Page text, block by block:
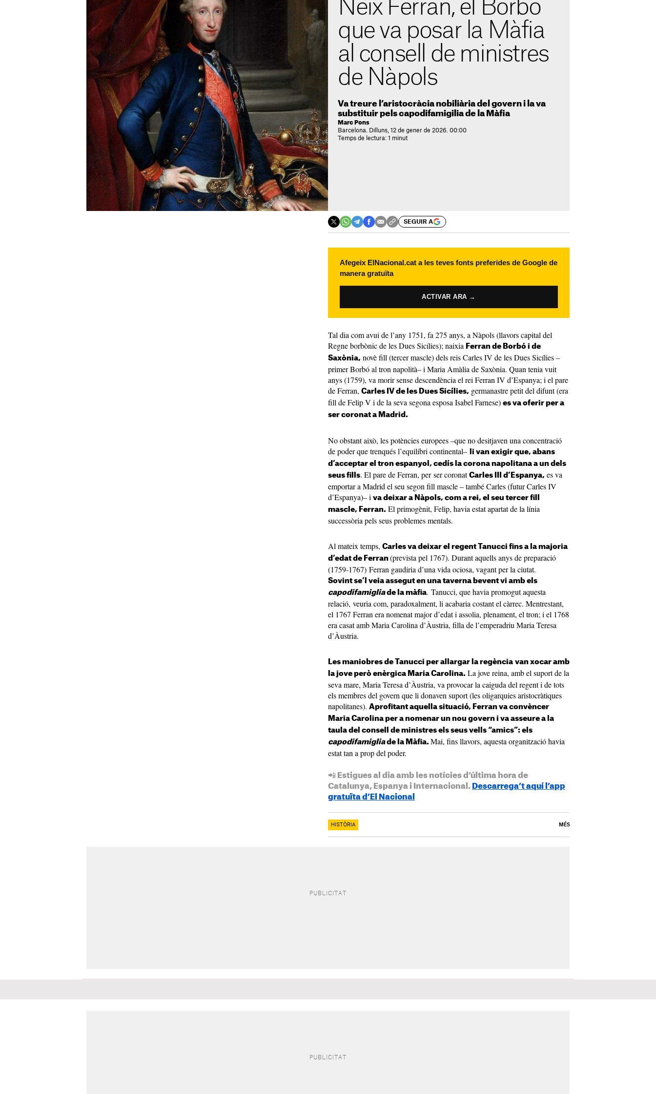
Neix Ferran, el Borbó
que va posar la Màfia
al consell de ministres
de Nàpols
Va treure l’aristocràcia nobiliària del govern i la va
substituir pels capodifamigilia de la Màfia
Marc Pons
Barcelona. Dilluns, 12 de gener de 2026. 00:00
Temps de lectura: 1 minut
SEGUIR A
Afegeix ElNacional.cat a les teves fonts preferides de Google de
manera gratuïta
ACTIVAR ARA →
Tal dia com avui de l’any 1751, fa 275 anys, a Nàpols (llavors capital del
Regne borbònic de les Dues Sicílies); naixia Ferran de Borbó i de
Saxònia, novè fill (tercer mascle) dels reis Carles IV de les Dues Sicílies –
primer Borbó al tron napolità– i Maria Amàlia de Saxònia. Quan tenia vuit
anys (1759), va morir sense descendència el rei Ferran IV d’Espanya; i el pare
de Ferran, Carles IV de les Dues Sicílies, germanastre petit del difunt (era
fill de Felip V i de la seva segona esposa Isabel Farnese) es va oferir per a
ser coronat a Madrid.
No obstant això, les potències europees –que no desitjaven una concentració
de poder que trenqués l’equilibri continental–
li van exigir que, abans
d’acceptar el tron espanyol, cedís la corona napolitana a un dels
seus fills. El pare de Ferran, per ser coronat Carles III d’Espanya, es va
emportar a Madrid el seu segon fill mascle – també Carles (futur Carles IV
d’Espanya)– i va deixar a Nàpols, com a rei, el seu tercer fill
mascle, Ferran. El primogènit, Felip, havia estat apartat de la línia
successòria pels seus problemes mentals.
Al mateix temps, Carles va deixar el regent Tanucci fins a la majoria
d’edat de Ferran (prevista pel 1767). Durant aquells anys de preparació
(1759-1767) Ferran gaudiria d’una vida ociosa, vagant per la ciutat.
Sovint se’l veia assegut en una taverna bevent vi amb els
capodifamigliade la màfia. Tanucci, que havia promogut aquesta
relació, veuria com, paradoxalment, li acabaria costant el càrrec. Mentrestant,
el 1767 Ferran era nomenat major d’edat i assolia, plenament, el tron; i el 1768
era casat amb Maria Carolina d’Àustria, filla de l’emperadriu Maria Teresa
d’Àustria.
Les maniobres de Tanucci per allargar la regència van xocar amb
la jove però enèrgica Maria Carolina. La jove reina, amb el suport de la
seva mare, Maria Teresa d’Àustria, va provocar la caiguda del regent i de tots
els membres del govern que li donaven suport (les oligarquies aristocràtiques
napolitanes). Aprofitant aquella situació, Ferran va convèncer
Maria Carolina per a nomenar un nou govern i va asseure a la
taula del consell de ministres els seus vells “amics”: els
capodifamigliade la Màfia. Mai, fins llavors, aquesta organització havia
estat tan a prop del poder.
📲 Estigues al dia amb les notícies d’última hora de
Catalunya, Espanya i Internacional. Descarrega’t aquí l’app
gratuïta d’El Nacional
HISTÒRIA MÉS